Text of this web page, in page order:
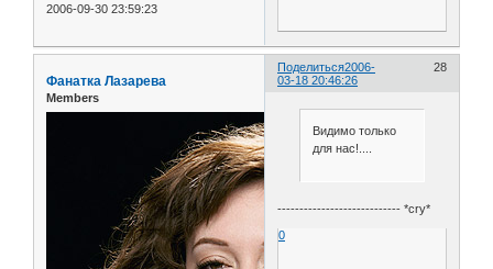
2006-09-30 23:59:23
Поделиться 28
2006-
03-18 20:46:26
Фанатка Лазарева
Members
Видимо только
для нас!....
---------------------------- *cry*
0